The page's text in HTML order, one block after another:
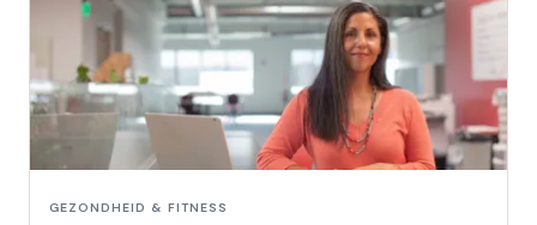
GEZONDHEID & FITNESS